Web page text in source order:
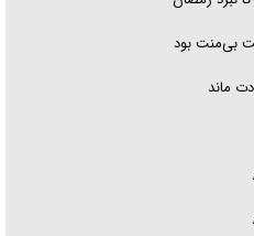
بی‌منت بود
ماند